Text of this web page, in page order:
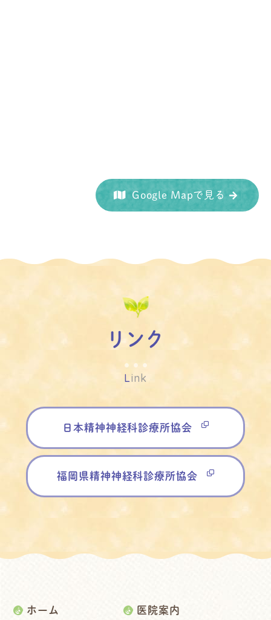
Google Mapで見る
リンク
Link
日本精神神経科診療所協会
福岡県精神神経科診療所協会
ホーム 医院案内